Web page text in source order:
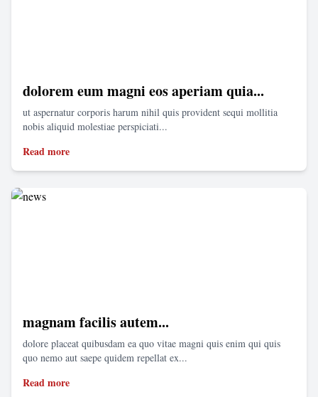
dolorem eum magni eos aperiam quia...
ut aspernatur corporis harum nihil quis provident sequi mollitia
nobis aliquid molestiae perspiciati...
Read more
magnam facilis autem...
dolore placeat quibusdam ea quo vitae magni quis enim qui quis
quo nemo aut saepe quidem repellat ex...
Read more